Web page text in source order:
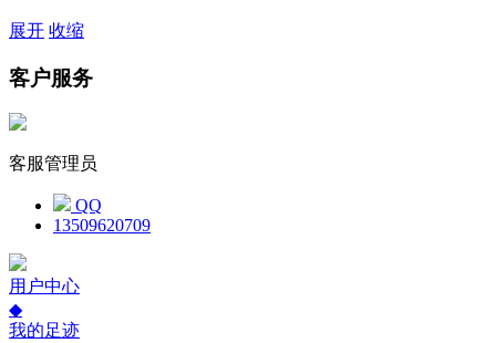
展开 收缩
客户服务
客服管理员
QQ
13509620709
用户中心
◆
我的足迹